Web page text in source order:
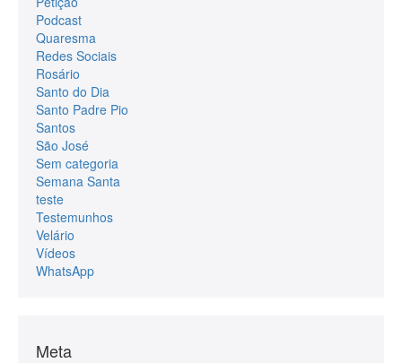
Podcast
Quaresma
Redes Sociais
Rosário
Santo do Dia
Santo Padre Pio
Santos
São José
Sem categoria
Semana Santa
teste
Testemunhos
Velário
Vídeos
WhatsApp
Meta